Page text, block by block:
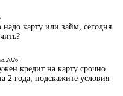
карту или займ, сегодня
кредит на карту срочно
2 года, подскажите условия